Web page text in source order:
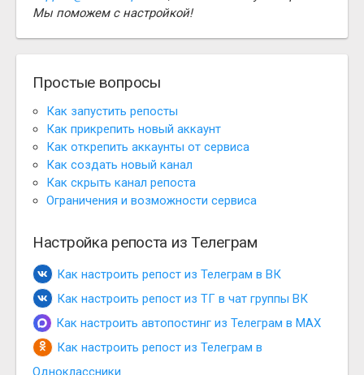
Простые вопросы
Как запустить репосты
Как прикрепить новый аккаунт
Как открепить аккаунты от сервиса
Как создать новый канал
Как скрыть канал репоста
Ограничения и возможности сервиса
Настройка репоста из Телеграм
Как настроить репост из Телеграм в ВК
Как настроить репост из ТГ в чат группы ВК
Как настроить автопостинг из Телеграм в MAX
Как настроить репост из Телеграм в
Одноклассники
Мы поможем с настройкой!